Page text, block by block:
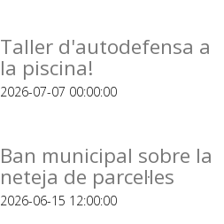
Taller d'autodefensa a
la piscina!
2026-07-07 00:00:00
Ban municipal sobre la
neteja de parcel·les
2026-06-15 12:00:00